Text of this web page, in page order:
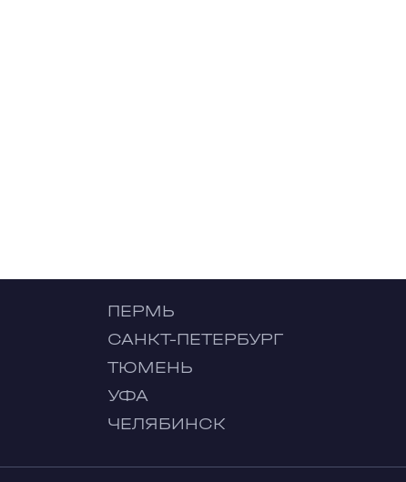
ПЕРМЬ
САНКТ-ПЕТЕРБУРГ
ТЮМЕНЬ
УФА
ЧЕЛЯБИНСК